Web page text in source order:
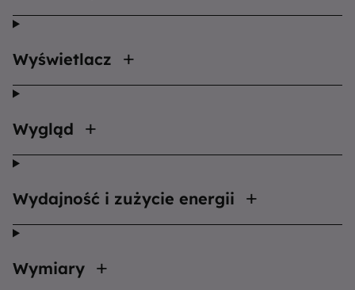
Wyświetlacz
Wygląd
Wydajność i zużycie energii
Wymiary